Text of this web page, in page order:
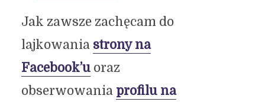
Jak zawsze zachęcam do
lajkowania strony na
Facebook’uoraz
obserwowania profilu na